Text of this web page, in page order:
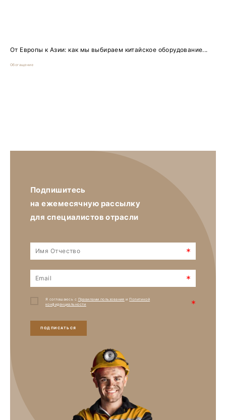
От Европы к Азии: как мы выбираем китайское оборудование...
Обогащение
Подпишитесь
на ежемесячную рассылку
для специалистов отрасли
*
*
Я соглашаюсь с Правилами пользования иПолитикой
конфиденциальности
*
ПОДПИСАТЬСЯ